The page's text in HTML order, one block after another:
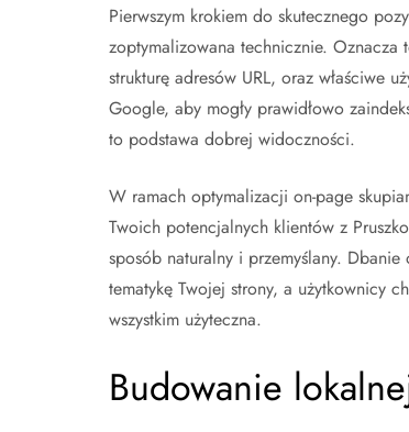
Pierwszym krokiem do skutecznego
zoptymalizowana technicznie. Oznacza
strukturę adresów URL, oraz właściwe
Google, aby mogły prawidłowo
to podstawa dobrej widoczności.
W ramach optymalizacji on-page
Twoich potencjalnych klientów z
sposób naturalny i przemyślany.
tematykę Twojej strony, a użytkownicy
wszystkim użyteczna.
Budowanie